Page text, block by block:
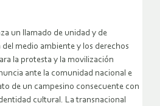
un llamado de unidad y de
medio ambiente y los derechos
la protesta y la movilización
ante la comunidad nacional e
de un campesino consecuente con
cultural. La transnacional